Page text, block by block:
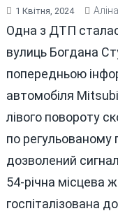
1 Квітня, 2024
Одна з ДТП
вулиць Богдана
попередньою
автомобіля
лівого повороту
по регульованому
дозволений
54-річна місцева
госпіталізована